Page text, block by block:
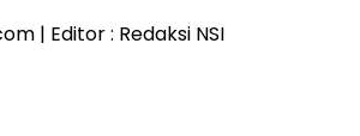
| Editor : Redaksi NSI